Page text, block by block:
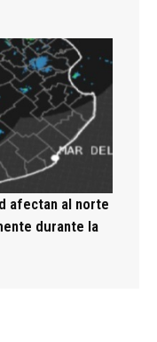
afectan al norte
durante la